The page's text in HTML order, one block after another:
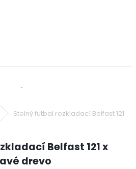
Stolný futbal rozkladací Belfast 121 x
Belfast 121 x
drevo